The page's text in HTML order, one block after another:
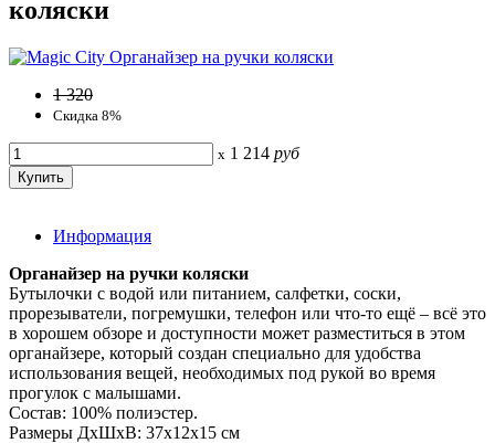
коляски
1 320
Скидка 8%
x 1 214 руб
Информация
Органайзер на ручки коляски
Бутылочки с водой или питанием, салфетки, соски,
прорезыватели, погремушки, телефон или что-то ещё – всё это
в хорошем обзоре и доступности может разместиться в этом
органайзере, который создан специально для удобства
использования вещей, необходимых под рукой во время
прогулок с малышами.
Состав: 100% полиэстер.
Размеры ДхШхВ: 37х12х15 см